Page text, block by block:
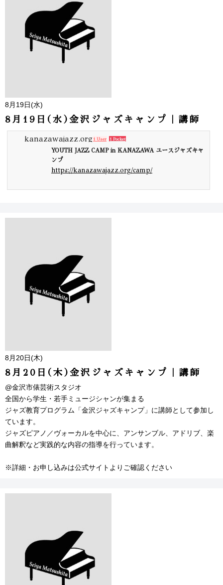
8月19日(水)
8月19日(水)金沢ジャズキャンプ｜講師
kanazawajazz.org 1 User 1 Pocket
YOUTH JAZZ CAMP in KANAZAWA ユースジャズキャ
ンプ
https://kanazawajazz.org/camp/
8月20日(木)
8月20日(木)金沢ジャズキャンプ｜講師
@金沢市俵芸術スタジオ
全国から学生・若手ミュージシャンが集まる
ジャズ教育プログラム「金沢ジャズキャンプ」に講師として参加し
ています。
ジャズピアノ／ヴォーカルを中心に、アンサンブル、アドリブ、楽
曲解釈など実践的な内容の指導を行っています。
※詳細・お申し込みは公式サイトよりご確認ください